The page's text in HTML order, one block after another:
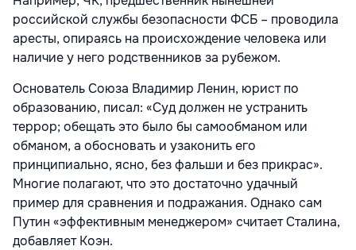
российской службы безопасности ФСБ – проводила
аресты, опираясь на происхождение человека или
наличие у него родственников за рубежом.
Основатель Союза Владимир Ленин, юрист по
образованию, писал: «Суд должен не устранить
террор; обещать это было бы самообманом или
обманом, а обосновать и узаконить его
принципиально, ясно, без фальши и без прикрас».
Многие полагают, что это достаточно удачный
пример для сравнения и подражания. Однако сам
Путин «эффективным менеджером» считает Сталина,
добавляет Коэн.